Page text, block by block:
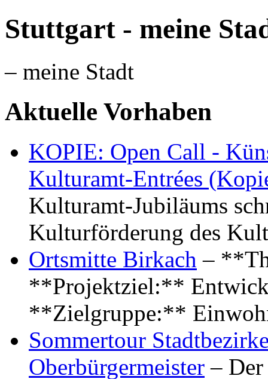
Stuttgart - meine
– meine Stadt
Aktuelle Vorhaben
KOPIE: Open Call -
Kulturamt-Entrées
Kulturamt-Jubiläums
Kulturförderung des
Ortsmitte Birkach –
**Projektziel:**
**Zielgruppe:**
Sommertour
Oberbürgermeister –